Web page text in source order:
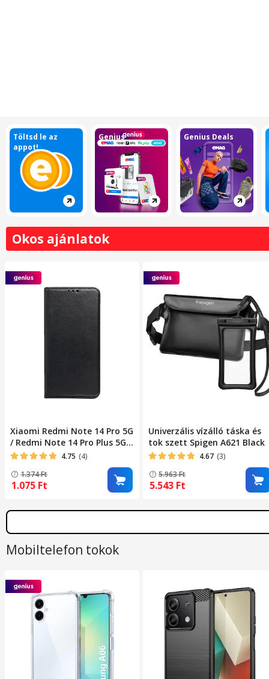
Töltsd le az
appot!
Genius Genius Deals
Okos ajánlatok
Xiaomi Redmi Note 14 Pro 5G
/ Redmi Note 14 Pro Plus 5G
kompatibilis telefontok,
könyvtok, bankkártyatartós,
mágneszáras, fekete, Smart
Magneto
4.75 (4)
1.374Ft
1.075 Ft
Univerzális vízálló táska és
tok szett Spigen A621 Black
4.67 (3)
5.963Ft
5.543 Ft
Mobiltelefon tokok